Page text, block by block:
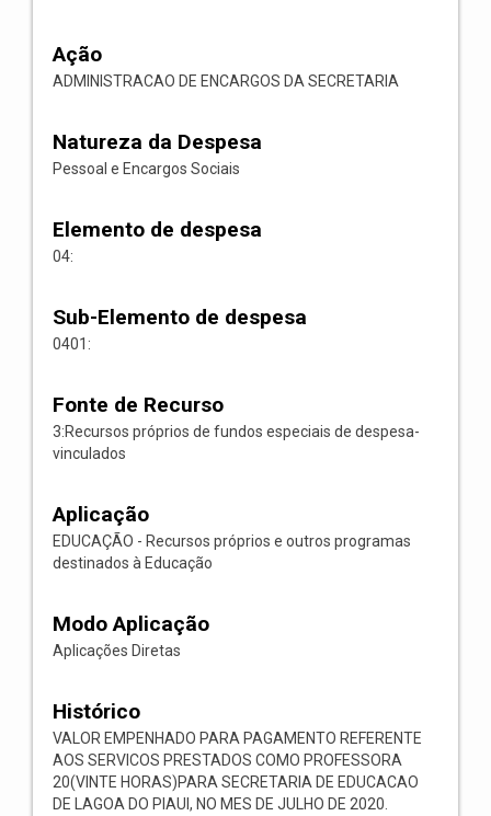
Ação
ADMINISTRACAO DE ENCARGOS DA SECRETARIA
Natureza da Despesa
Pessoal e Encargos Sociais
Elemento de despesa
04:
Sub-Elemento de despesa
0401:
Fonte de Recurso
3:Recursos próprios de fundos especiais de despesa-
vinculados
Aplicação
EDUCAÇÃO - Recursos próprios e outros programas
destinados à Educação
Modo Aplicação
Aplicações Diretas
Histórico
VALOR EMPENHADO PARA PAGAMENTO REFERENTE
AOS SERVICOS PRESTADOS COMO PROFESSORA
20(VINTE HORAS)PARA SECRETARIA DE EDUCACAO
DE LAGOA DO PIAUI, NO MES DE JULHO DE 2020.